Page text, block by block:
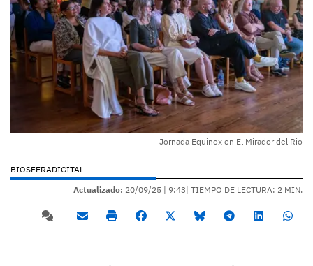
Jornada Equinox en El Mirador del Rio
BIOSFERADIGITAL
Actualizado: 20/09/25 | 9:43| TIEMPO DE LECTURA: 2 MIN.